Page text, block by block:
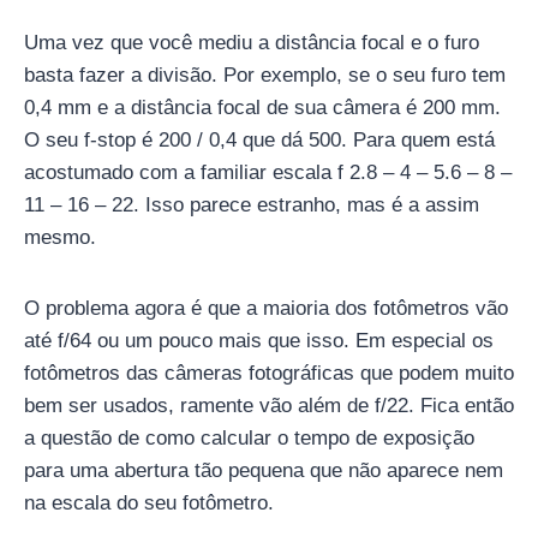
Uma vez que você mediu a distância focal e o furo
basta fazer a divisão. Por exemplo, se o seu furo tem
0,4 mm e a distância focal de sua câmera é 200 mm.
O seu f-stop é 200 / 0,4 que dá 500. Para quem está
acostumado com a familiar escala f 2.8 – 4 – 5.6 – 8 –
11 – 16 – 22. Isso parece estranho, mas é a assim
mesmo.
O problema agora é que a maioria dos fotômetros vão
até f/64 ou um pouco mais que isso. Em especial os
fotômetros das câmeras fotográficas que podem muito
bem ser usados, ramente vão além de f/22. Fica então
a questão de como calcular o tempo de exposição
para uma abertura tão pequena que não aparece nem
na escala do seu fotômetro.